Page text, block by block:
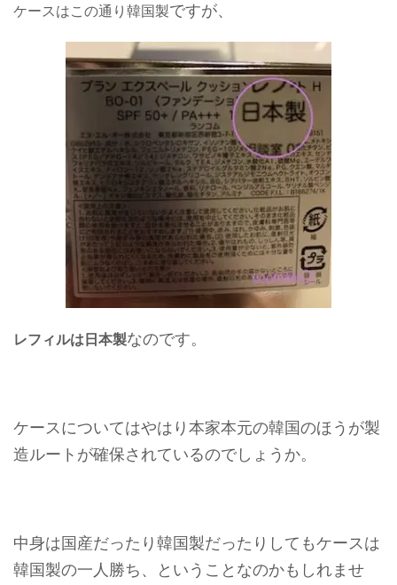
ケースはこの通り韓国製ですが、
レフィルは日本製なのです。
ケースについてはやはり本家本元の韓国のほうが製
造ルートが確保されているのでしょうか。
中身は国産だったり韓国製だったりしてもケースは
韓国製の一人勝ち、ということなのかもしれませ